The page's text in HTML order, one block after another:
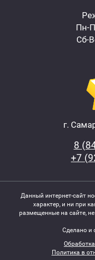
Пн-
Сб-
г.
8
+7
Данный интернет-сайт
характер, и ни при
размещенные на сайте,
Сделано и
Политика в